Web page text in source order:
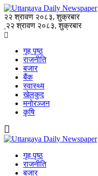
२२ श्रावण २०८३, शुक्रबार
२२ श्रावण २०८३, शुक्रबार
गृह पृष्ठ
राजनीति
बजार
बैंक
स्वास्थ्य
खेलकुद
मनोरञ्जन
कृषि
गृह पृष्ठ
राजनीति
बजार